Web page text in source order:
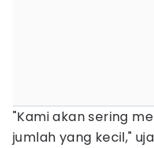
"Kami akan sering
jumlah yang kecil,"